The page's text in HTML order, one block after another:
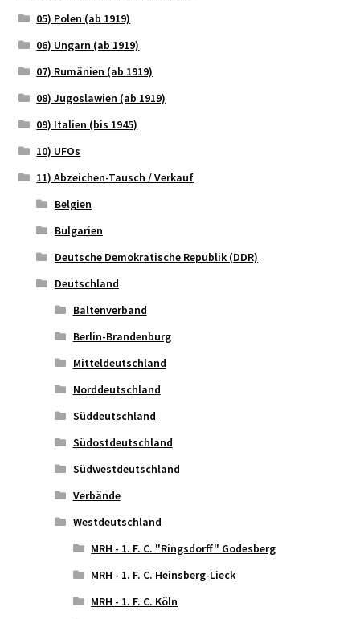
05) Polen (ab 1919)
06) Ungarn (ab 1919)
07) Rumänien (ab 1919)
08) Jugoslawien (ab 1919)
09) Italien (bis 1945)
10) UFOs
11) Abzeichen-Tausch / Verkauf
Belgien
Bulgarien
Deutsche Demokratische Republik (DDR)
Deutschland
Baltenverband
Berlin-Brandenburg
Mitteldeutschland
Norddeutschland
Süddeutschland
Südostdeutschland
Südwestdeutschland
Verbände
Westdeutschland
MRH - 1. F. C. "Ringsdorff" Godesberg
MRH - 1. F. C. Heinsberg-Lieck
MRH - 1. F. C. Köln